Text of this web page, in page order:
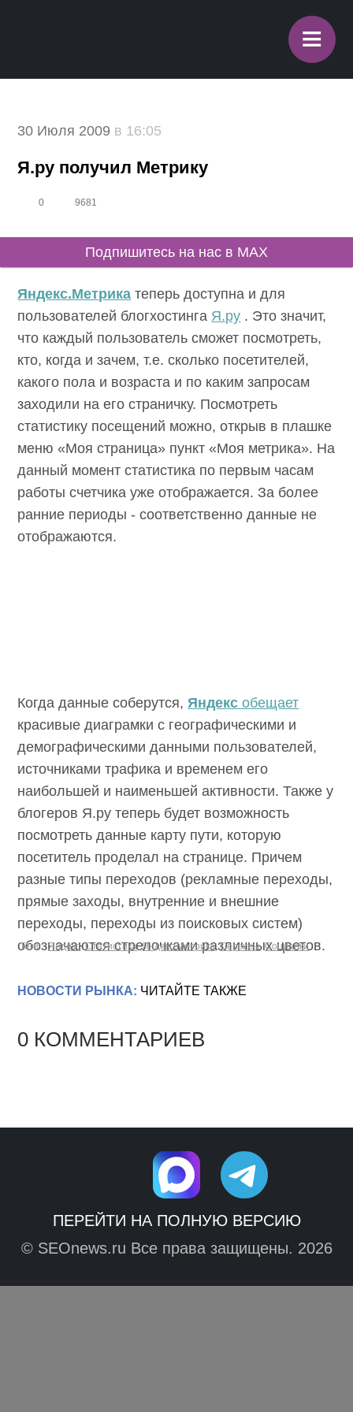
≡
30 Июля 2009 в 16:05
Я.ру получил Метрику
0 9681
Подпишитесь на нас в MAX
Яндекс.Метрика теперь доступна и для
пользователей блогхостинга Я.ру . Это значит,
что каждый пользователь сможет посмотреть,
кто, когда и зачем, т.е. сколько посетителей,
какого пола и возраста и по каким запросам
заходили на его страничку. Посмотреть
статистику посещений можно, открыв в плашке
меню «Моя страница» пункт «Моя метрика». На
данный момент статистика по первым часам
работы счетчика уже отображается. За более
ранние периоды - соответственно данные не
отображаются.
Когда данные соберутся,Яндекс обещает
красивые диаграмки с географическими и
демографическими данными пользователей,
источниками трафика и временем его
наибольшей и наименьшей активности. Также у
блогеров Я.ру теперь будет возможность
посмотреть данные карту пути, которую
посетитель проделал на странице. Причем
разные типы переходов (рекламные переходы,
прямые заходы, внутренние и внешние
переходы, переходы из поисковых систем)
обозначаются стрелочками различных цветов.
Теги: Яндекс Статистика Яндекс.Метрика Сервисы Социалки
НОВОСТИ РЫНКА: ЧИТАЙТЕ ТАКЖЕ
0 КОММЕНТАРИЕВ
ПЕРЕЙТИ НА ПОЛНУЮ ВЕРСИЮ
© SEOnews.ru Все права защищены. 2026